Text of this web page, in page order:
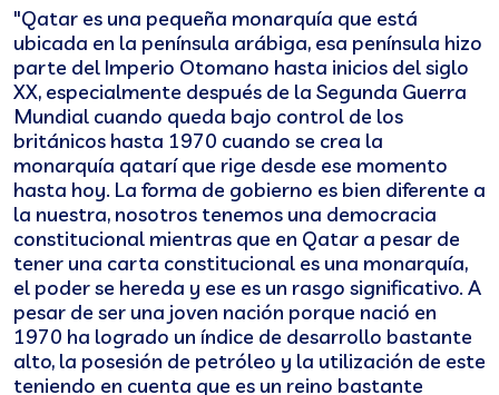
"Qatar es una pequeña monarquía que está
ubicada en la península arábiga, esa península hizo
parte del Imperio Otomano hasta inicios del siglo
XX, especialmente después de la Segunda Guerra
Mundial cuando queda bajo control de los
británicos hasta 1970 cuando se crea la
monarquía qatarí que rige desde ese momento
hasta hoy. La forma de gobierno es bien diferente a
la nuestra, nosotros tenemos una democracia
constitucional mientras que en Qatar a pesar de
tener una carta constitucional es una monarquía,
el poder se hereda y ese es un rasgo significativo. A
pesar de ser una joven nación porque nació en
1970 ha logrado un índice de desarrollo bastante
alto, la posesión de petróleo y la utilización de este
teniendo en cuenta que es un reino bastante